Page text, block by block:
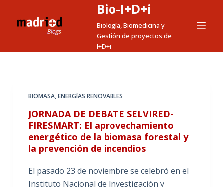
t
Bio-I+D+i
Biología, Biomedicina y
Gestión de proyectos de
I+D+i
BIOMASA,ENERGÍAS RENOVABLES
JORNADA DE DEBATE SELVIRED-
FIRESMART: El aprovechamiento
energético de la biomasa forestal y
la prevención de incendios
El pasado 23 de noviembre se celebró en el
Instituto Nacional de Investigación y